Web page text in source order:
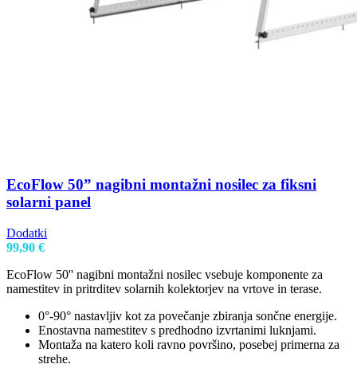
EcoFlow 50” nagibni montažni nosilec za fiksni
solarni panel
Dodatki
99,90 €
EcoFlow 50'' nagibni montažni nosilec vsebuje komponente za
namestitev in pritrditev solarnih kolektorjev na vrtove in terase.
0°-90° nastavljiv kot za povečanje zbiranja sončne energije.
Enostavna namestitev s predhodno izvrtanimi luknjami.
Montaža na katero koli ravno površino, posebej primerna za
strehe.